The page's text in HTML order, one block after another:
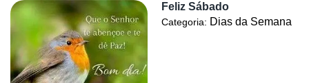
Feliz Sábado
Categoria: Dias da Semana